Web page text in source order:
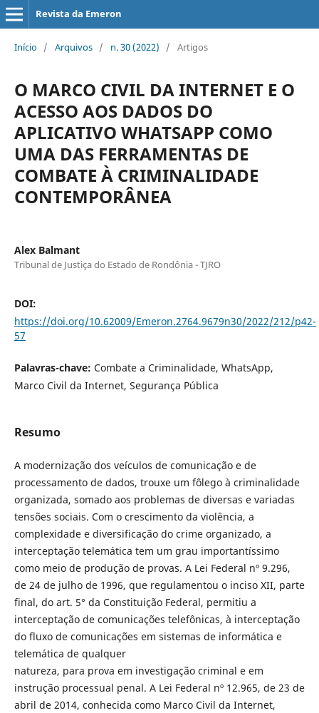
Revista da Emeron
Início / Arquivos / n. 30 (2022) / Artigos
O MARCO CIVIL DA INTERNET E O
ACESSO AOS DADOS DO
APLICATIVO WHATSAPP COMO
UMA DAS FERRAMENTAS DE
COMBATE À CRIMINALIDADE
CONTEMPORÂNEA
Alex Balmant
Tribunal de Justiça do Estado de Rondônia - TJRO
DOI:
https://doi.org/10.62009/Emeron.2764.9679n30/2022/212/p42-
57
Palavras-chave: Combate a Criminalidade, WhatsApp,
Marco Civil da Internet, Segurança Pública
Resumo
A modernização dos veículos de comunicação e de
processamento de dados, trouxe um fôlego à criminalidade
organizada, somado aos problemas de diversas e variadas
tensões sociais. Com o crescimento da violência, a
complexidade e diversificação do crime organizado, a
interceptação telemática tem um grau importantíssimo
como meio de produção de provas. A Lei Federal nº 9.296,
de 24 de julho de 1996, que regulamentou o inciso XII, parte
final, do art. 5° da Constituição Federal, permitiu a
interceptação de comunicações telefônicas, à interceptação
do fluxo de comunicações em sistemas de informática e
telemática de qualquer
natureza, para prova em investigação criminal e em
instrução processual penal. A Lei Federal nº 12.965, de 23 de
abril de 2014, conhecida como Marco Civil da Internet,